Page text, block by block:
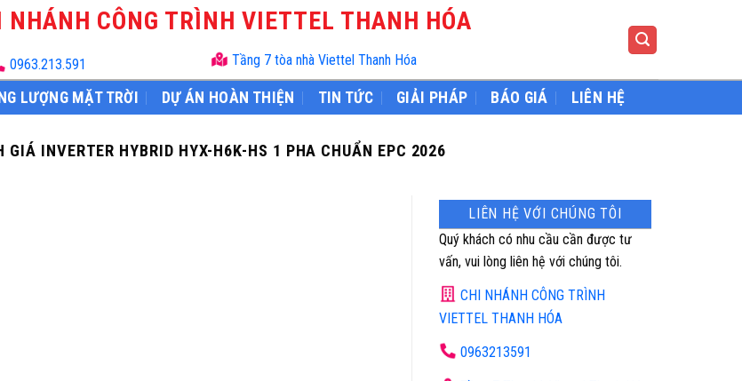
NHÁNH CÔNG TRÌNH VIETTEL THANH HÓA
0963.213.591 Tầng 7 tòa nhà Viettel Thanh Hóa
LƯỢNG MẶT TRỜI DỰ ÁN HOÀN THIỆN TIN TỨC GIẢI PHÁP BÁO GIÁ LIÊN HỆ
GIÁ INVERTER HYBRID HYX-H6K-HS 1 PHA CHUẨN EPC 2026
LIÊN HỆ VỚI CHÚNG TÔI
Quý khách có nhu cầu cần được tư
vấn, vui lòng liên hệ với chúng tôi.
CHI NHÁNH CÔNG TRÌNH
VIETTEL THANH HÓA
0963213591